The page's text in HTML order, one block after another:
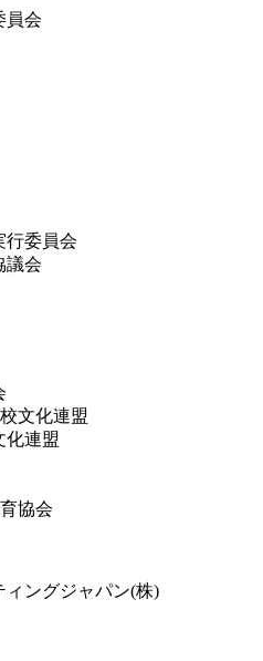
員会
行委員会
議会
文化連盟
化連盟
協会
ィングジャパン(株)